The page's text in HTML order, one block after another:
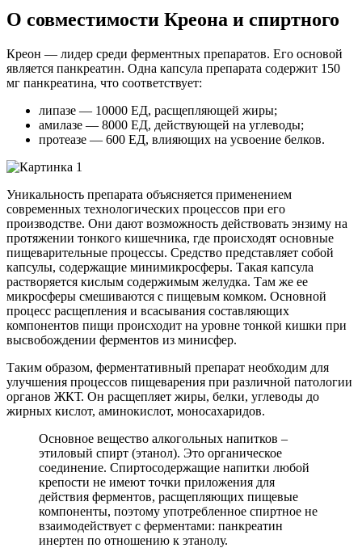
О совместимости Креона и спиртного
Креон — лидер среди ферментных препаратов. Его основой
является панкреатин. Одна капсула препарата содержит 150
мг панкреатина, что соответствует:
липазе — 10000 ЕД, расщепляющей жиры;
амилазе — 8000 ЕД, действующей на углеводы;
протеазе — 600 ЕД, влияющих на усвоение белков.
Уникальность препарата объясняется применением
современных технологических процессов при его
производстве. Они дают возможность действовать энзиму на
протяжении тонкого кишечника, где происходят основные
пищеварительные процессы. Средство представляет собой
капсулы, содержащие минимикросферы. Такая капсула
растворяется кислым содержимым желудка. Там же ее
микросферы смешиваются с пищевым комком. Основной
процесс расщепления и всасывания составляющих
компонентов пищи происходит на уровне тонкой кишки при
высвобождении ферментов из минисфер.
Таким образом, ферментативный препарат необходим для
улучшения процессов пищеварения при различной патологии
органов ЖКТ. Он расщепляет жиры, белки, углеводы до
жирных кислот, аминокислот, моносахаридов.
Основное вещество алкогольных напитков –
этиловый спирт (этанол). Это органическое
соединение. Спиртосодержащие напитки любой
крепости не имеют точки приложения для
действия ферментов, расщепляющих пищевые
компоненты, поэтому употребленное спиртное не
взаимодействует с ферментами: панкреатин
инертен по отношению к этанолу.